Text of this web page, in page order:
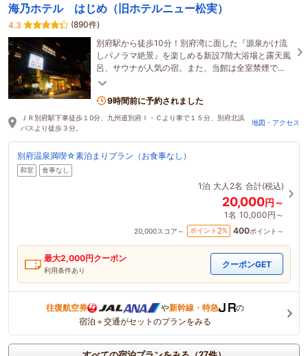
海乃ホテル はじめ（旧ホテルニュー松実）
4.3
(890件)
別府駅から徒歩10分！別府湾に面した『源泉かけ流
しパノラマ絶景』を楽しめる新設7階大浴場と露天風
呂、サウナが人気の宿。また、当館は全室禁煙で
す。
9時間前に予約されました
ＪＲ別府駅下車徒歩１0分、九州道別府Ｉ・Ｃより車で１５分、別府北浜
バスより徒歩３分。
地図・アクセス
別府温泉満喫☆素泊まりプラン（お食事なし）
和室 食事なし
1泊 大人2名 合計(税込)
20,000円～
1名 10,000円～
20,000スコア～ ポイント 2% 400ポイント～
最大2,000円クーポン
利用条件あり
クーポンGET
往復航空券 や新幹線・特急
の
宿泊＋交通がセットのプランをみる